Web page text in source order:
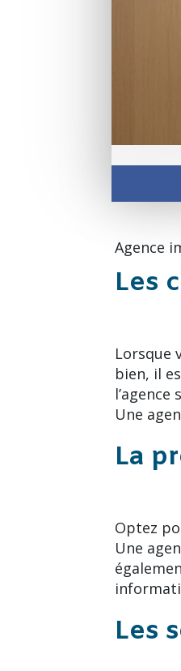
Agence
Les
Lorsque
bien, il
Une
La
Optez
Une
Les